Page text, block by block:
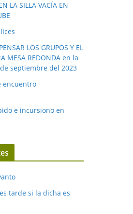
LA SILLA VACÍA EN
LOS GRUPOS Y EL
MESA REDONDA en la
septiembre del 2023
encuentro
e incursiono en
tarde si la dicha es